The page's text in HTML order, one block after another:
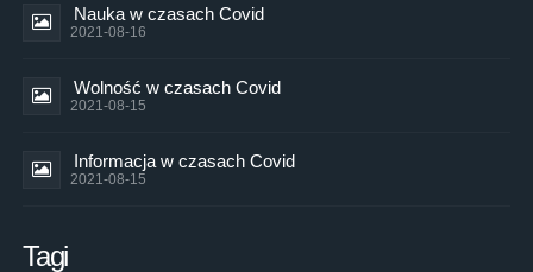
Nauka w czasach Covid
2021-08-16
Wolność w czasach Covid
2021-08-15
Informacja w czasach Covid
2021-08-15
Tagi